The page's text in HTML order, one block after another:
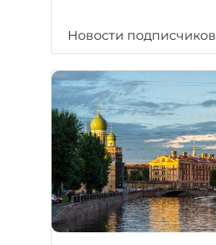
Новости подписчиков